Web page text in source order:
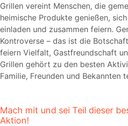
Grillen vereint Menschen, die
heimische Produkte genießen,
einladen und zusammen feiern.
Kontroverse – das ist die
feiern Vielfalt, Gastfreundschaft
Grillen gehört zu den besten
Familie, Freunden und Bekannten
Mach mit und sei Teil dieser
Aktion!